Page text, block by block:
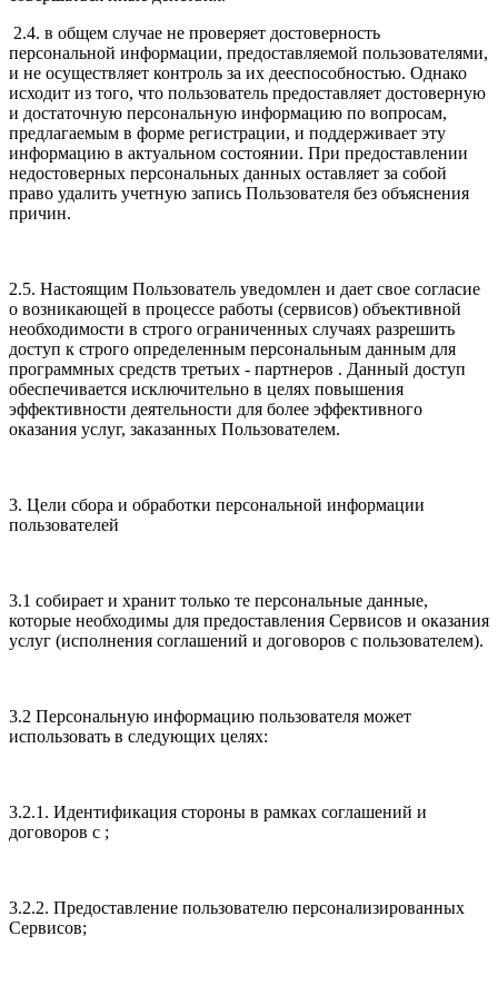
2.4. в общем случае не проверяет достоверность
персональной информации, предоставляемой пользователями,
и не осуществляет контроль за их дееспособностью. Однако
исходит из того, что пользователь предоставляет достоверную
и достаточную персональную информацию по вопросам,
предлагаемым в форме регистрации, и поддерживает эту
информацию в актуальном состоянии. При предоставлении
недостоверных персональных данных оставляет за собой
право удалить учетную запись Пользователя без объяснения
причин.
2.5. Настоящим Пользователь уведомлен и дает свое согласие
о возникающей в процессе работы (сервисов) объективной
необходимости в строго ограниченных случаях разрешить
доступ к строго определенным персональным данным для
программных средств третьих - партнеров . Данный доступ
обеспечивается исключительно в целях повышения
эффективности деятельности для более эффективного
оказания услуг, заказанных Пользователем.
3. Цели сбора и обработки персональной информации
пользователей
3.1 собирает и хранит только те персональные данные,
которые необходимы для предоставления Сервисов и оказания
услуг (исполнения соглашений и договоров с пользователем).
3.2 Персональную информацию пользователя может
использовать в следующих целях:
3.2.1. Идентификация стороны в рамках соглашений и
договоров с ;
3.2.2. Предоставление пользователю персонализированных
Сервисов;